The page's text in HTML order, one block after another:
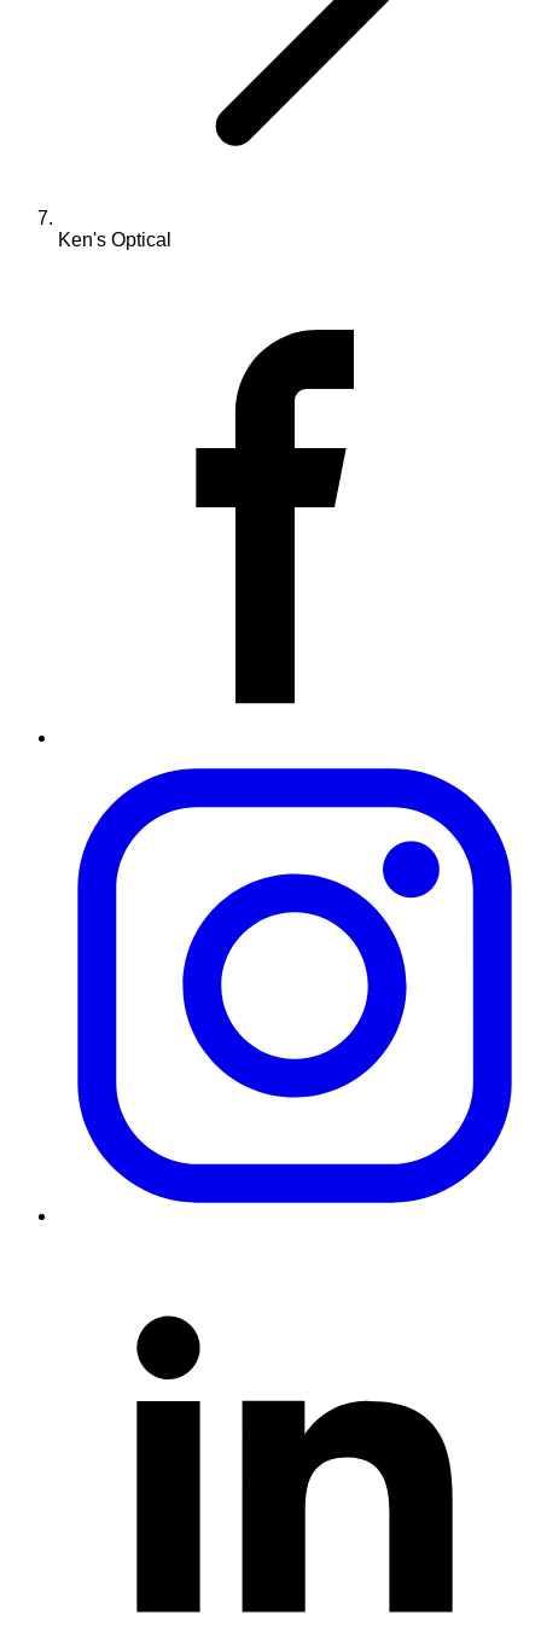
Ken's Optical